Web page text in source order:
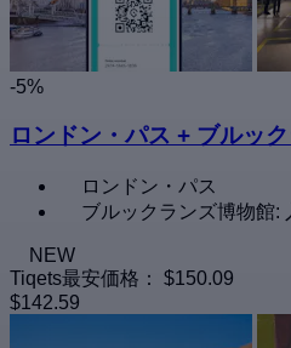
-5%
ロンドン・パス + ブルッ
ロンドン・パス
ブルックランズ博物館:
NEW
Tiqets最安価格：
$150.09
$142.59